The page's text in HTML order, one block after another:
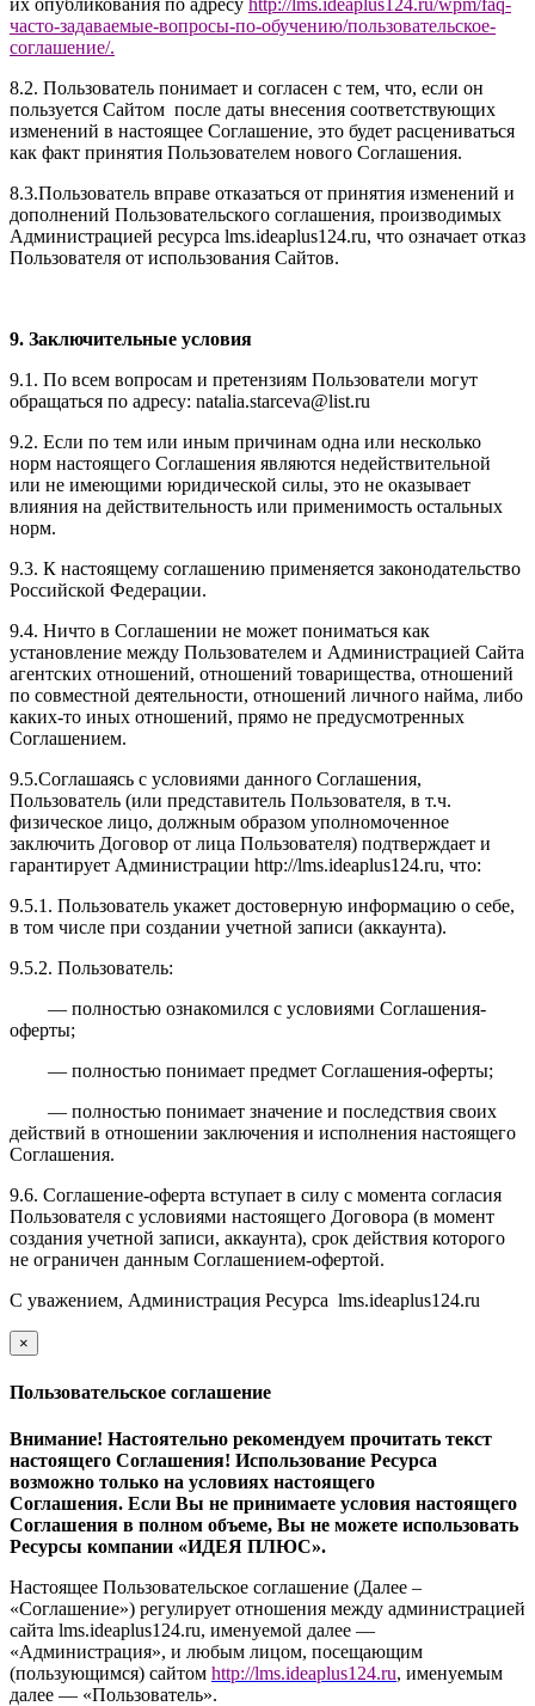
их опубликования по адресу http:// ms.ideaplus1 24.ru/wpm/faq-
часто-задаваемые-вопросы-по-обучению/пользовательское-
соглашение/.
8.2. Пользователь понимает и согласен с тем, что, если он
пользуется Сайтом после даты внесения соответствующих
изменений в настоящее Соглашение, это будет расцениваться
как факт принятия Пользователем нового Соглашения.
8.3.Пользователь вправе отказаться от принятия изменений и
дополнений Пользовательского соглашения, производимых
Администрацией ресурса lms.ideaplus124.ru, что означает отказ
Пользователя от использования Сайтов.
9. Заключительные условия
9.1. По всем вопросам и претензиям Пользователи могут
обращаться по адресу: natalia.starceva@list.ru
9.2. Если по тем или иным причинам одна или несколько
норм настоящего Соглашения являются недействительной
или не имеющими юридической силы, это не оказывает
влияния на действительность или применимость остальных
норм.
9.3. К настоящему соглашению применяется законодательство
Российской Федерации.
9.4. Ничто в Соглашении не может пониматься как
установление между Пользователем и Администрацией Сайта
агентских отношений, отношений товарищества, отношений
по совместной деятельности, отношений личного найма, либо
каких-то иных отношений, прямо не предусмотренных
Соглашением.
9.5.Соглашаясь с условиями данного Соглашения,
Пользователь (или представитель Пользователя, в т.ч.
физическое лицо, должным образом уполномоченное
заключить Договор от лица Пользователя) подтверждает и
гарантирует Администрации http://lms.ideaplus124.ru, что:
9.5.1. Пользователь укажет достоверную информацию о себе,
в том числе при создании учетной записи (аккаунта).
9.5.2. Пользователь:
— полностью ознакомился с условиями Соглашения-
оферты;
— полностью понимает предмет Соглашения-оферты;
— полностью понимает значение и последствия своих
действий в отношении заключения и исполнения настоящего
Соглашения.
9.6. Соглашение-оферта вступает в силу с момента согласия
Пользователя с условиями настоящего Договора (в момент
создания учетной записи, аккаунта), срок действия которого
не ограничен данным Соглашением-офертой.
С уважением, Администрация Ресурса lms.ideaplus124.ru
×
закрыть
Пользовательское соглашение
Внимание! Настоятельно рекомендуем прочитать текст
настоящего Соглашения! Использование Ресурса
возможно только на условиях настоящего
Соглашения. Если Вы не принимаете условия настоящего
Соглашения в полном объеме, Вы не можете использовать
Ресурсы компании «ИДЕЯ ПЛЮС».
Настоящее Пользовательское соглашение (Далее –
«Соглашение») регулирует отношения между администрацией
сайта lms.ideaplus124.ru, именуемой далее —
«Администрация», и любым лицом, посещающим
(пользующимся) сайтом http://lms.ideaplus124.ru, именуемым
далее — «Пользователь».